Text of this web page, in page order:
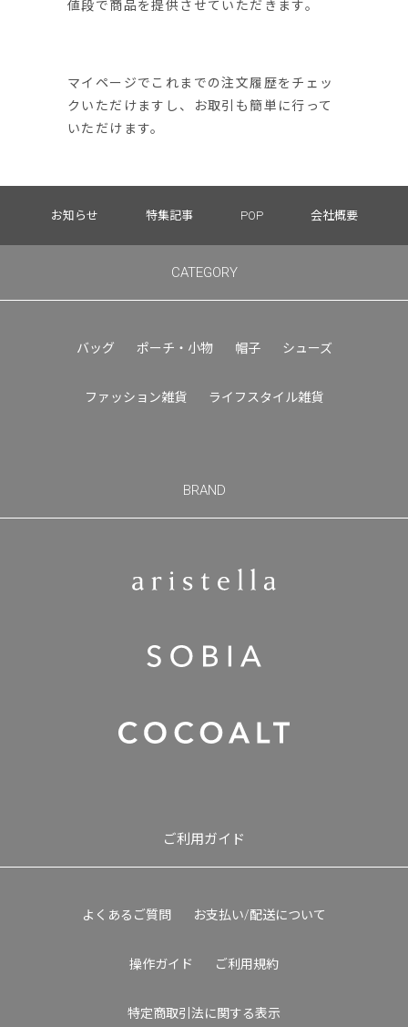
値段で商品を提供させていただきます。
マイページでこれまでの注文履歴をチェッ
クいただけますし、お取引も簡単に行って
いただけます。
お知らせ 特集記事 POP 会社概要
CATEGORY
バッグ ポーチ・小物 帽子 シューズ
ファッション雑貨 ライフスタイル雑貨
BRAND
ご利用ガイド
よくあるご質問 お支払い/配送について
操作ガイド ご利用規約
特定商取引法に関する表示